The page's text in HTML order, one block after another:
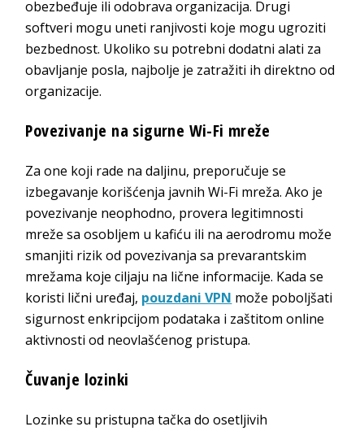
obezbeđuje ili odobrava organizacija. Drugi
softveri mogu uneti ranjivosti koje mogu ugroziti
bezbednost. Ukoliko su potrebni dodatni alati za
obavljanje posla, najbolje je zatražiti ih direktno od
organizacije.
Povezivanje na sigurne Wi-Fi mreže
Za one koji rade na daljinu, preporučuje se
izbegavanje korišćenja javnih Wi-Fi mreža. Ako je
povezivanje neophodno, provera legitimnosti
mreže sa osobljem u kafiću ili na aerodromu može
smanjiti rizik od povezivanja sa prevarantskim
mrežama koje ciljaju na lične informacije. Kada se
koristi lični uređaj, pouzdani VPN može poboljšati
sigurnost enkripcijom podataka i zaštitom online
aktivnosti od neovlašćenog pristupa.
Čuvanje lozinki
Lozinke su pristupna tačka do osetljivih